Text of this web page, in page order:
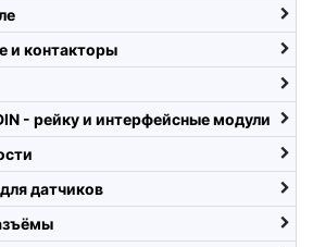
и контакторы
- рейку и интерфейсные модули
датчиков